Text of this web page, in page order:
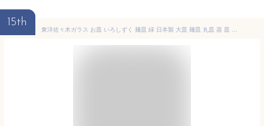
15th
東洋佐々木ガラス お皿 いろしずく 麺皿 緑 日本製 大皿 麺皿 丸皿 器 皿 ガラス皿 食器 WA322